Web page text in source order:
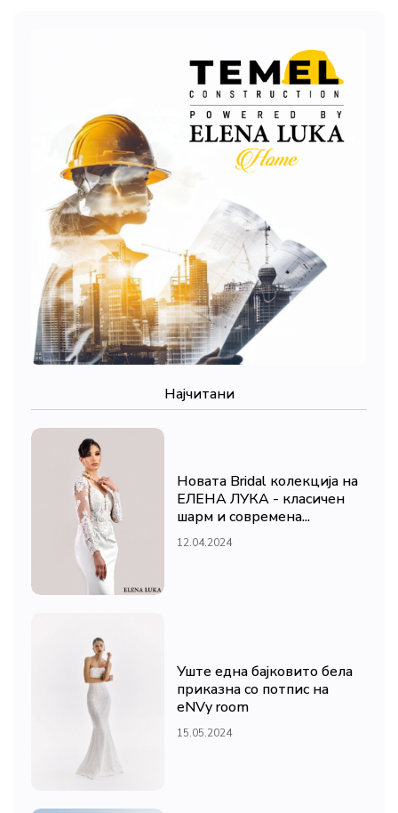
Најчитани
Новата Bridal колекција на
ЕЛЕНА ЛУКА - класичен
шарм и современа...
12.04.2024
Уште една бајковито бела
приказна со потпис на
eNVy room
15.05.2024